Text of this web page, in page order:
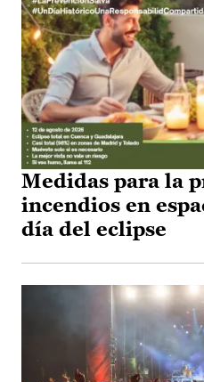
Medidas para la
incendios en
día del eclipse